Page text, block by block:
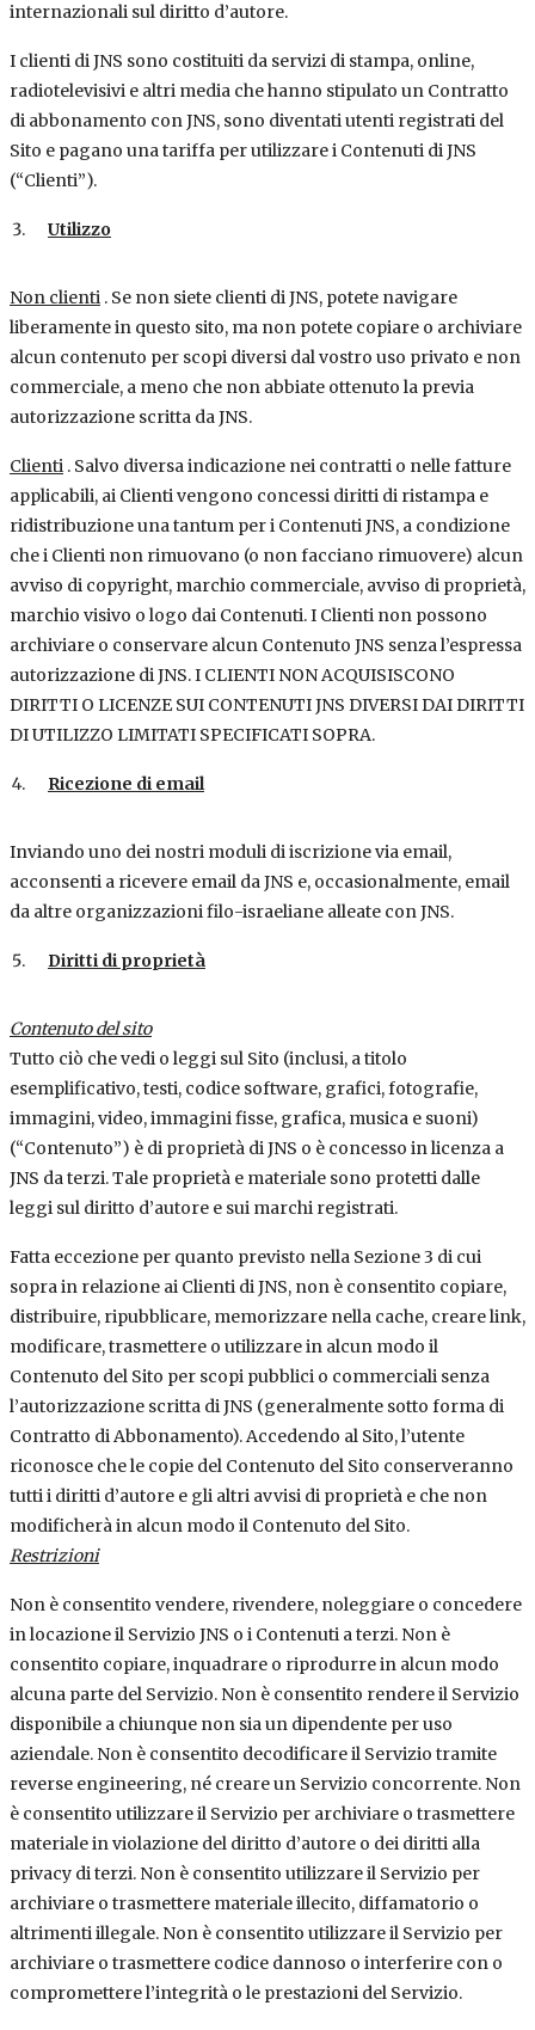
internazionali sul diritto d’autore.
I clienti di JNS sono costituiti da servizi di stampa, online,
radiotelevisivi e altri media che hanno stipulato un Contratto
di abbonamento con JNS, sono diventati utenti registrati del
Sito e pagano una tariffa per utilizzare i Contenuti di JNS
(“Clienti”).
Utilizzo
Non clienti . Se non siete clienti di JNS, potete navigare
liberamente in questo sito, ma non potete copiare o archiviare
alcun contenuto per scopi diversi dal vostro uso privato e non
commerciale, a meno che non abbiate ottenuto la previa
autorizzazione scritta da JNS.
Clienti . Salvo diversa indicazione nei contratti o nelle fatture
applicabili, ai Clienti vengono concessi diritti di ristampa e
ridistribuzione una tantum per i Contenuti JNS, a condizione
che i Clienti non rimuovano (o non facciano rimuovere) alcun
avviso di copyright, marchio commerciale, avviso di proprietà,
marchio visivo o logo dai Contenuti. I Clienti non possono
archiviare o conservare alcun Contenuto JNS senza l’espressa
autorizzazione di JNS. I CLIENTI NON ACQUISISCONO
DIRITTI O LICENZE SUI CONTENUTI JNS DIVERSI DAI DIRITTI
DI UTILIZZO LIMITATI SPECIFICATI SOPRA.
Ricezione di email
Inviando uno dei nostri moduli di iscrizione via email,
acconsenti a ricevere email da JNS e, occasionalmente, email
da altre organizzazioni filo-israeliane alleate con JNS.
Diritti di proprietà
Contenuto del sito
Tutto ciò che vedi o leggi sul Sito (inclusi, a titolo
esemplificativo, testi, codice software, grafici, fotografie,
immagini, video, immagini fisse, grafica, musica e suoni)
(“Contenuto”) è di proprietà di JNS o è concesso in licenza a
JNS da terzi. Tale proprietà e materiale sono protetti dalle
leggi sul diritto d’autore e sui marchi registrati.
Fatta eccezione per quanto previsto nella Sezione 3 di cui
sopra in relazione ai Clienti di JNS, non è consentito copiare,
distribuire, ripubblicare, memorizzare nella cache, creare link,
modificare, trasmettere o utilizzare in alcun modo il
Contenuto del Sito per scopi pubblici o commerciali senza
l’autorizzazione scritta di JNS (generalmente sotto forma di
Contratto di Abbonamento). Accedendo al Sito, l’utente
riconosce che le copie del Contenuto del Sito conserveranno
tutti i diritti d’autore e gli altri avvisi di proprietà e che non
modificherà in alcun modo il Contenuto del Sito.
Restrizioni
Non è consentito vendere, rivendere, noleggiare o concedere
in locazione il Servizio JNS o i Contenuti a terzi. Non è
consentito copiare, inquadrare o riprodurre in alcun modo
alcuna parte del Servizio. Non è consentito rendere il Servizio
disponibile a chiunque non sia un dipendente per uso
aziendale. Non è consentito decodificare il Servizio tramite
reverse engineering, né creare un Servizio concorrente. Non
è consentito utilizzare il Servizio per archiviare o trasmettere
materiale in violazione del diritto d’autore o dei diritti alla
privacy di terzi. Non è consentito utilizzare il Servizio per
archiviare o trasmettere materiale illecito, diffamatorio o
altrimenti illegale. Non è consentito utilizzare il Servizio per
archiviare o trasmettere codice dannoso o interferire con o
compromettere l’integrità o le prestazioni del Servizio.